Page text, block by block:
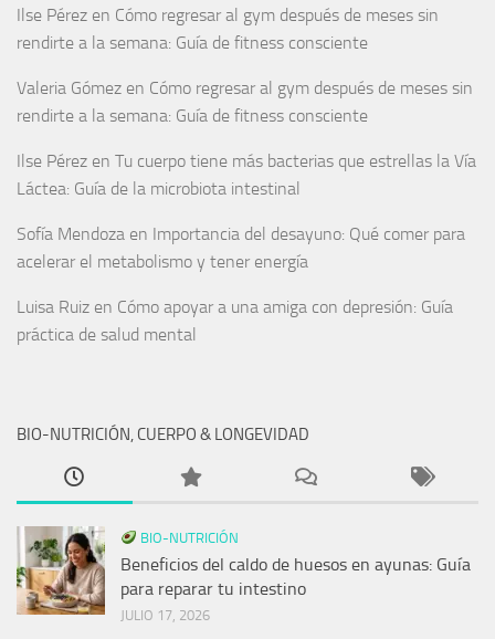
Ilse Pérez en Cómo regresar al gym después de meses sin
rendirte a la semana: Guía de fitness consciente
Valeria Gómez en Cómo regresar al gym después de meses sin
rendirte a la semana: Guía de fitness consciente
Ilse Pérez en Tu cuerpo tiene más bacterias que estrellas la Vía
Láctea: Guía de la microbiota intestinal
Sofía Mendoza en Importancia del desayuno: Qué comer para
acelerar el metabolismo y tener energía
Luisa Ruiz en Cómo apoyar a una amiga con depresión: Guía
práctica de salud mental
BIO-NUTRICIÓN, CUERPO & LONGEVIDAD
BIO-NUTRICIÓN
Beneficios del caldo de huesos en ayunas: Guía
para reparar tu intestino
JULIO 17, 2026